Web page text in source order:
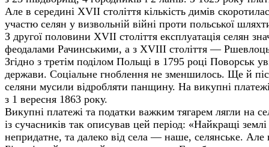
Але в середині XVII століття кількість димів
участю селян у визвольній війні проти польської
З другої половини XVII століття експлуатація селян
феодалами Рачинськими, а з XVIII століття —
Згідно з третім поділом Польщі в 1795 році Поворськ
держави. Соціальне гноблення не зменшилось. Ще й
селяни мусили відробляти панщину. На викупні
з 1 вересня 1863 року.
Викупні платежі та податки важким тягарем лягли на
із сучасників так описував цей період: «Найкращі
непридатне, та далеко від села — наше, селянське.